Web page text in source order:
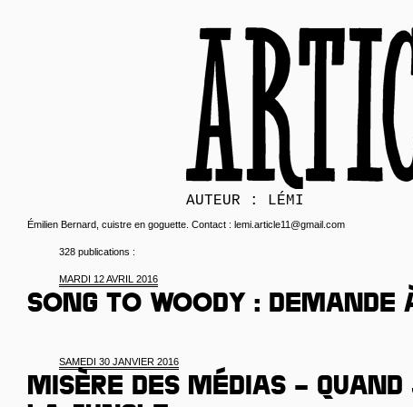
AUTEUR : LÉMI
Émilien Bernard, cuistre en goguette. Contact : lemi.article11@gmail.com
328 publications :
MARDI 12 AVRIL 2016
Song to Woody :
SAMEDI 30 JANVIER 2016
Misère des médias –